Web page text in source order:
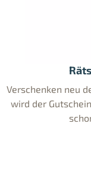
Verschenken neu
wird der